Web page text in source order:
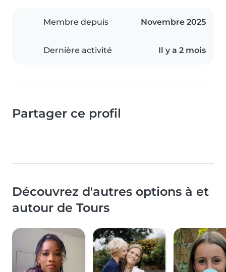
Membre depuis Novembre 2025
Dernière activité Il y a 2 mois
Partager ce profil
Découvrez d'autres options à et
autour de Tours